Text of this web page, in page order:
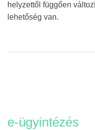
helyzettől függően
lehetőség van.
e-ügyintézés